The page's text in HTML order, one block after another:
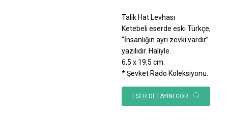
Talik Hat Levhası
Ketebeli eserde eski Türkçe;
“İnsanlığın ayrı zevki vardır”
yazılıdır. Haliyle.
6,5 x 19,5 cm.
* Şevket Rado Koleksiyonu.
ESER DETAYINI GÖR